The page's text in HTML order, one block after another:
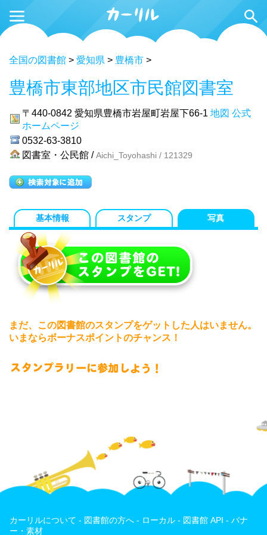
全国の図書館 > 愛知県 > 豊橋市 >
豊橋市東部地区市民館図書室
〒440-0842 愛知県豊橋市岩屋町岩屋下66-1 地図 公式
ホームページ
0532-63-3810
図書室・公民館 / Aichi_Toyohashi / 121329
基本情報 スタンプ 写真
まだ、この図書館のスタンプをゲットした人はいません。
いまならボーナスポイントのチャンス！
カーリルについて - 図書館の方へ - ローカル - 図書館 API - バナ
ー・素材